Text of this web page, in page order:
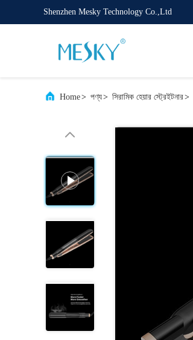
Shenzhen Mesky Technology Co.,Ltd
Home> পণ্য> সিরামিক হেয়ার স্ট্রেইটনার>